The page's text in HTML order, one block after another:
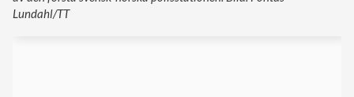
Lundahl/TT